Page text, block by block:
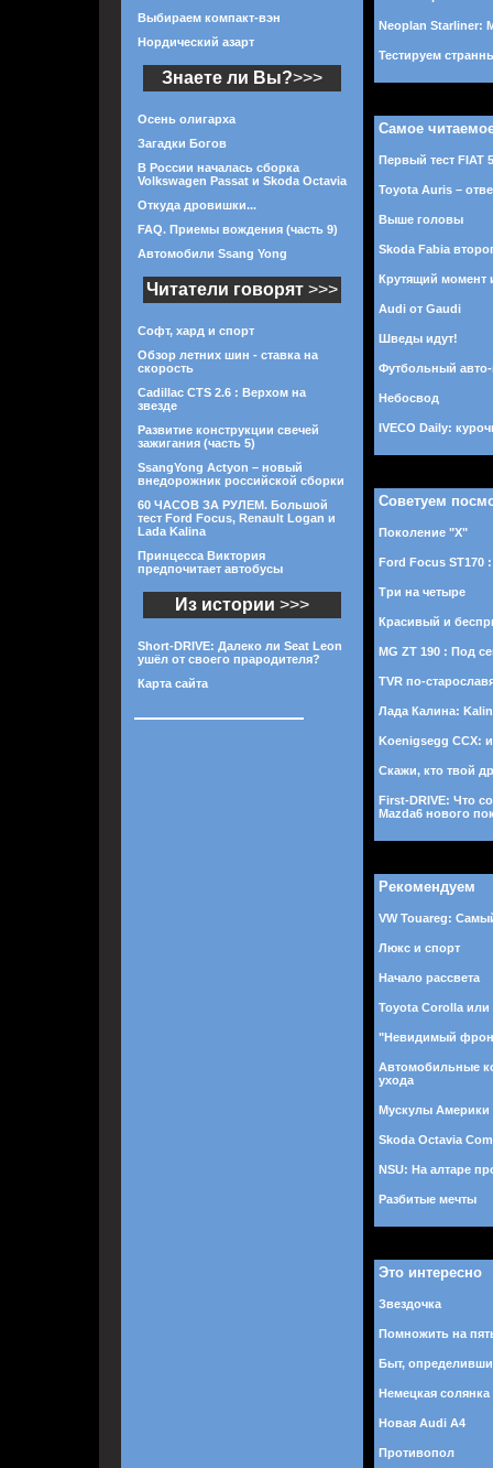
Выбираем компакт-вэн
Нордический азарт
Знаете ли Вы?>>>
Осень олигарха
Загадки Богов
В России началась сборка
Volkswagen Passat и Skoda Octavia
Откуда дровишки...
FAQ. Приемы вождения (часть 9)
Автомобили Ssang Yong
Читатели говорят >>>
Софт, хард и спорт
Обзор летних шин - ставка на
скорость
Cadillac CTS 2.6 : Верхом на
звезде
Развитие конструкции свечей
зажигания (часть 5)
SsangYong Actyon – новый
внедорожник российской сборки
60 ЧАСОВ ЗА РУЛЕМ. Большой
тест Ford Focus, Renault Logan и
Lada Kalina
Принцесса Виктория
предпочитает автобусы
Из истории >>>
Short-DRIVE: Далеко ли Seat Leon
ушёл от своего прародителя?
Карта сайта
Neoplan Starliner:
Тестируем
Самое
Первый тест FIAT
Toyota Auris –
Выше головы
Skoda Fabia
Крутящий момент
Audi от Gaudi
Шведы идут!
Футбольный
Небосвод
IVECO Daily:
Советуем
Поколение "Х"
Ford Focus ST170
Три на четыре
Красивый и
MG ZT 190 : Под
TVR по-
Лада Калина:
Koenigsegg CCX:
Скажи, кто твой
First-DRIVE: Что
Mazda6 нового
Рекомендуем
VW Touareg:
Люкс и спорт
Начало рассвета
Toyota Corolla
"Невидимый
Автомобильные
ухода
Мускулы Америки
Skoda Octavia
NSU: На алтаре
Разбитые мечты
Это интересно
Звездочка
Помножить на
Быт,
Немецкая солянка
Новая Audi A4
Противопол